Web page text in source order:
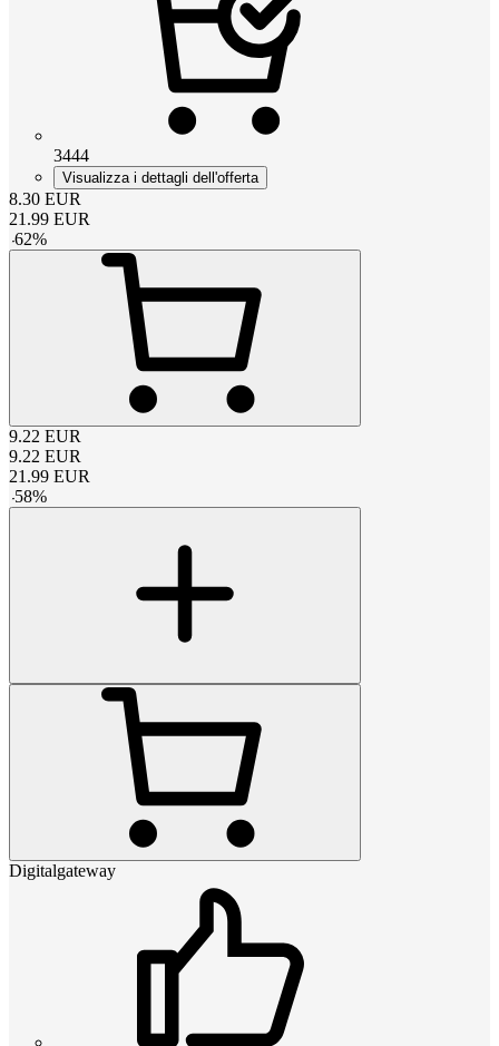
3444
Visualizza i dettagli dell'offerta
8.30 EUR
21.99 EUR
-62%
9.22 EUR
9.22 EUR
21.99 EUR
-58%
Digitalgateway